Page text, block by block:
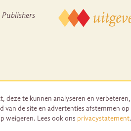
© 2026 Uitgeverij
deze te kunnen analyseren en
van de site en advertenties afstemmen
weigeren. Lees ook ons privacystatement.